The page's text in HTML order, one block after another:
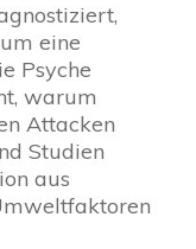
eine
Psyche
warum
Attacken
Studien
aus